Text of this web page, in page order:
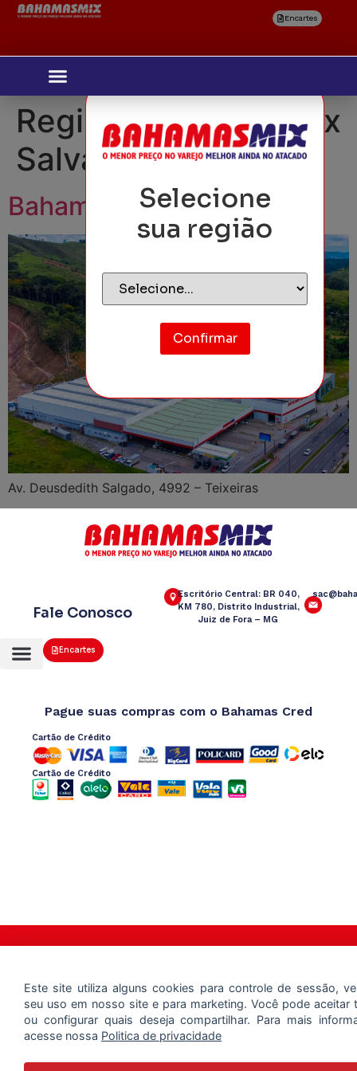
Selecione
sua região
Confirmar
Encartes
Região:Bahamas Mix
Salvaterra
Bahamas Mix Salvaterra
Av. Deusdedith Salgado, 4992 – Teixeiras
Encartes
Fale Conosco
Escritório Central: BR 040,
KM 780, Distrito Industrial,
Juiz de Fora – MG
Pague suas compras com o Bahamas Cred
Cartão de Crédito
Cartão de Crédito
Este site utiliza alguns cookies para controle de sessão,
seu uso em nosso site e para marketing. Você pode aceitar
ou configurar quais deseja compartilhar. Para mais
acesse nossa Politica de privacidade